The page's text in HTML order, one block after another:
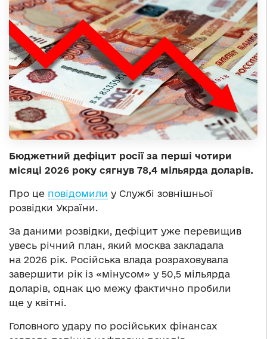
Бюджетний дефіцит росії за перші чотири
місяці 2026 року сягнув 78,4 мільярда доларів.
Про це повідомили у Службі зовнішньої
розвідки України.
За даними розвідки, дефіцит уже перевищив
увесь річний план, який москва закладала
на 2026 рік. Російська влада розраховувала
завершити рік із «мінусом» у 50,5 мільярда
доларів, однак цю межу фактично пробили
ще у квітні.
Головного удару по російських фінансах